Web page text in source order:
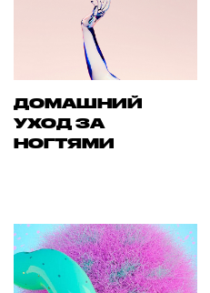
ДОМАШНИЙ
УХОД ЗА
НОГТЯМИ